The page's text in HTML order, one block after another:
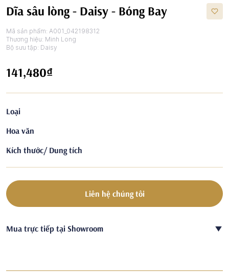
Dĩa sâu lòng - Daisy - Bóng Bay
Mã sản phẩm: A001_042198312
Thương hiệu: Minh Long
Bộ sưu tập: Daisy
141,480₫
Loại
Hoa văn
Kích thước/ Dung tích
Liên hệ chúng tôi
Mua trực tiếp tại Showroom